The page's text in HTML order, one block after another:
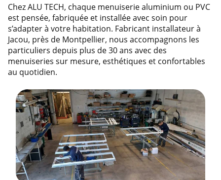
Chez ALU TECH, chaque menuiserie aluminium ou PVC
est pensée, fabriquée et installée avec soin pour
s’adapter à votre habitation. Fabricant installateur à
Jacou, près de Montpellier, nous accompagnons les
particuliers depuis plus de 30 ans avec des
menuiseries sur mesure, esthétiques et confortables
au quotidien.